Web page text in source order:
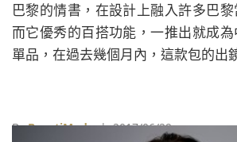
巴黎的情書，在設計上融入許多巴黎
而它優秀的百搭功能，一推出就成
單品，在過去幾個月內，這款包的出
ByBeautiMode| 2017/06/29